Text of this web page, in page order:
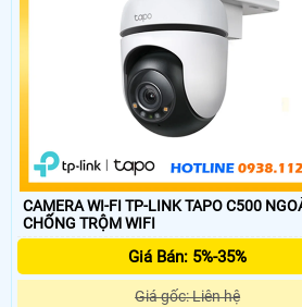
CAMERA WI-FI TP-LINK TAPO C500
CHỐNG TRỘM WIFI
Giá Bán: 5%-35%
Giá gốc: Liên hệ